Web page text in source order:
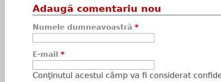
Adaugă comentariu nou
Numele dumneavoastră *
E-mail *
Conţinutul acestui câmp va fi considerat